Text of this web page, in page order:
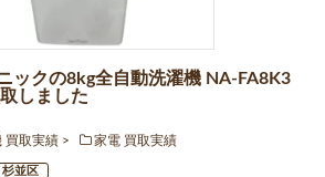
ックの8kg全自動洗濯機 NA-FA8K3
しました
買取実績
家電 買取実績
杉並区